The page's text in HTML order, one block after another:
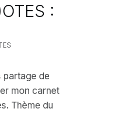
:
partage de
mon carnet
Thème du